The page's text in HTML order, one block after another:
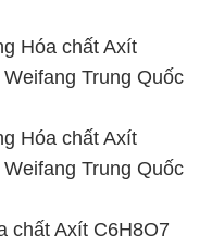
Hóa chất Axít
Trung Quốc
Hóa chất Axít
Trung Quốc
Axít C6H8O7